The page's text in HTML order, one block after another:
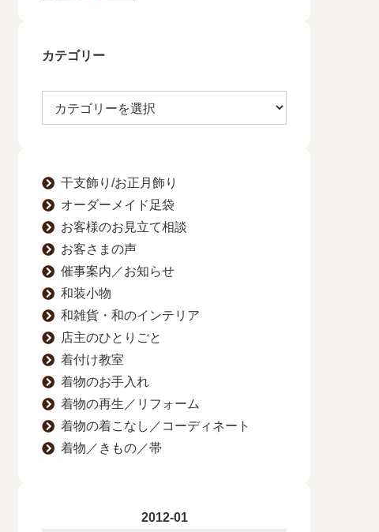
カテゴリー
干支飾り/お正月飾り
オーダーメイド足袋
お客様のお見立て相談
お客さまの声
催事案内／お知らせ
和装小物
和雑貨・和のインテリア
店主のひとりごと
着付け教室
着物のお手入れ
着物の再生／リフォーム
着物の着こなし／コーディネート
着物／きもの／帯
2012-01